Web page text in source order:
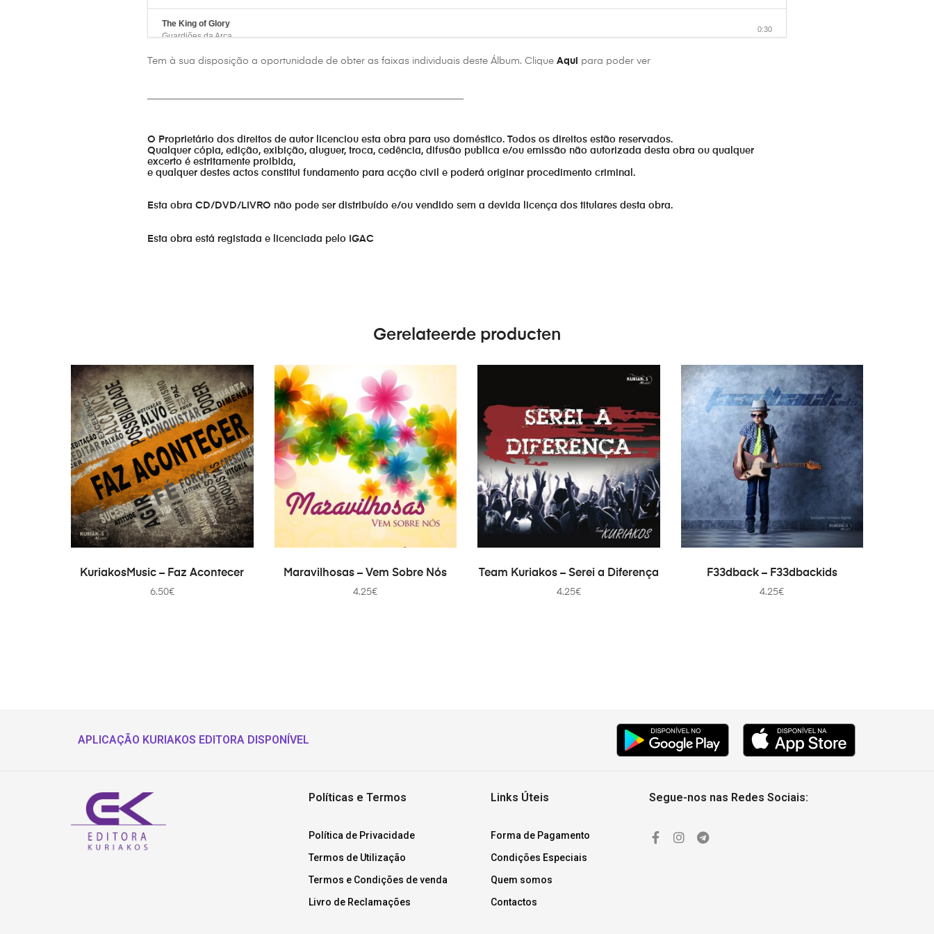
The King of Glory
Guardiões da Arca
0:30
As Portas se abrem
Vivamos em união
Guardiões da Arca
Guardiões da Arca
Jesus está às portas
Estamos Juntos (Te Louvamos)
Guardiões da Arca
Nkulu Nati
Guardiões da Arca
0:30
Tem à sua disposição a oportunidade de obter as faixas individuais deste Álbum. Clique Aqui para poder ver
O Proprietário dos direitos de autor licenciou esta obra para uso doméstico. Todos os direitos estão reservados.
Qualquer cópia, edição, exibição, aluguer, troca, cedência, difusão publica e/ou emissão não autorizada desta obra ou qualquer
excerto é estritamente proibida,
e qualquer destes actos constitui fundamento para acção civil e poderá originar procedimento criminal.
Esta obra CD/DVD/LIVRO não pode ser distribuído e/ou vendido sem a devida licença dos titulares desta obra.
Esta obra está registada e licenciada pelo IGAC
Gerelateerde producten
TOEVOEGEN AAN WINKELWAGEN
KuriakosMusic – Faz Acontecer
6.50€
TOEVOEGEN AAN WINKELWAGEN
Maravilhosas – Vem Sobre Nós
4.25€
TOEVOEGEN AAN WINKELWAGEN
Team Kuriakos – Serei a Diferença
4.25€
TOEVOEGEN AAN WINKELWAGEN
F33dback – F33dbackids
4.25€
APLICAÇÃO KURIAKOS EDITORA DISPONÍVEL
Políticas e Termos
Política de Privacidade
Termos de Utilização
Termos e Condições de venda
Livro de Reclamações
Links Úteis
Forma de Pagamento
Condições Especiais
Quem somos
Contactos
Segue-nos nas Redes Sociais: